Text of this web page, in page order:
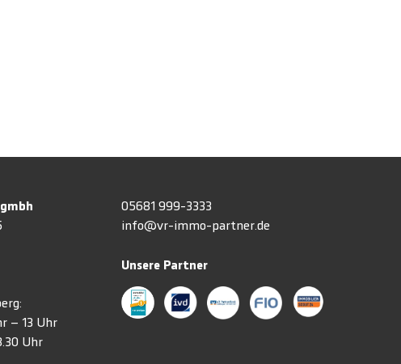
– 13 Uhr
Uhr
05681 999-3333
info@vr-immo-partner.de
Unsere Partner